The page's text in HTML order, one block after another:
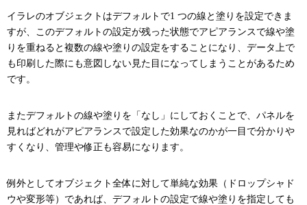
イラレのオブジェクトはデフォルトで1 つの線と塗りを設定できま
すが、このデフォルトの設定が残った状態でアピアランスで線や塗
りを重ねると複数の線や塗りの設定をすることになり、データ上で
も印刷した際にも意図しない見た目になってしまうことがあるため
です。
またデフォルトの線や塗りを「なし」にしておくことで、パネルを
見ればどれがアピアランスで設定した効果なのかが一目で分かりや
すくなり、管理や修正も容易になります。
例外としてオブジェクト全体に対して単純な効果（ドロップシャド
ウや変形等）であれば、デフォルトの設定で線や塗りを指定しても